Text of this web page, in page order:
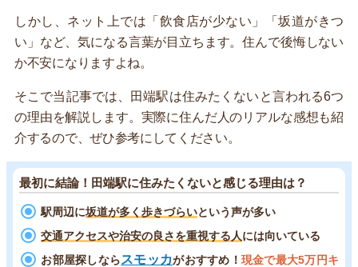
しかし、ネット上では「飲食店が少ない」「坂道がきつ
い」など、気になる言葉が目立ちます。住んで後悔しない
か不安になりますよね。
そこで当記事では、田端駅は住みたくないと言われる6つ
の理由を解説します。実際に住んだ人のリアルな感想も紹
介するので、ぜひ参考にしてください。
最初に結論！田端駅に住みたくないと感じる理由は？
駅周辺に坂道が多く歩きづらいという声が多い
交通アクセスや治安の良さを重視する人には向いている
お部屋探しならスモッカがおすすめ！ 現金で最大5万円キ